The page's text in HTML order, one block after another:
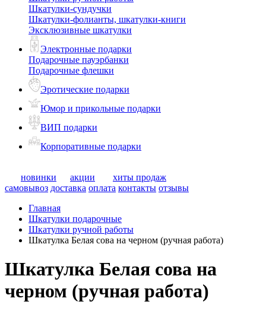
Шкатулки-сундучки
Шкатулки-фолианты, шкатулки-книги
Эксклюзивные шкатулки
Электронные подарки
Подарочные пауэрбанки
Подарочные флешки
Эротические подарки
Юмор и прикольные подарки
ВИП подарки
Корпоративные подарки
новинки акции
хиты продаж
самовывоз доставка оплата контакты отзывы
Главная
Шкатулки подарочные
Шкатулки ручной работы
Шкатулка Белая сова на черном (ручная работа)
Шкатулка Белая сова на
черном (ручная работа)